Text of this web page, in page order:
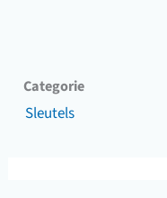
Categorie
Sleutels